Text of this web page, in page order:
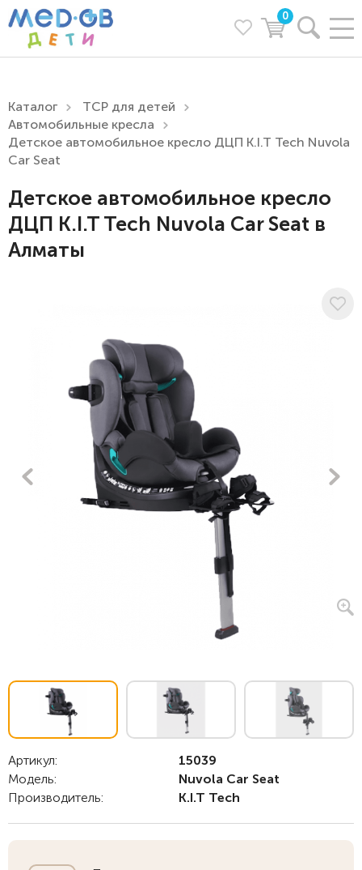
0
Каталог
ТСР для детей
Автомобильные кресла
Детское автомобильное кресло ДЦП K.I.T Tech Nuvola
Car Seat
Детское автомобильное кресло
ДЦП K.I.T Tech Nuvola Car Seat в
Алматы
Артикул:
15039
Модель:
Nuvola Car Seat
Производитель:
K.I.T Tech